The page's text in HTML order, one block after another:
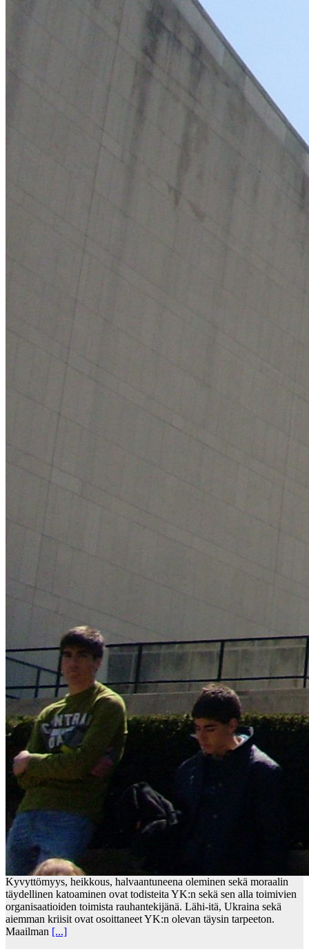
Kyvyttömyys, heikkous, halvaantuneena oleminen sekä moraalin
täydellinen katoaminen ovat todisteita YK:n sekä sen alla toimivien
organisaatioiden toimista rauhantekijänä. Lähi-itä, Ukraina sekä
aiemman kriisit ovat osoittaneet YK:n olevan täysin tarpeeton.
Maailman [...]